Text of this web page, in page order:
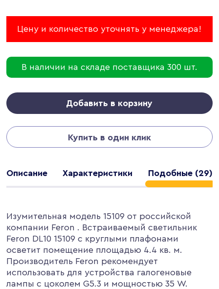
Цену и количество уточнять у менеджера!
В наличии на складе поставщика 300 шт.
Добавить в корзину
Купить в один клик
Описание Характеристики Подобные (29)
Изумительная модель 15109 от российской
компании Feron . Встраиваемый светильник
Feron DL10 15109 с круглыми плафонами
осветит помещение площадью 4.4 кв. м.
Производитель Feron рекомендует
использовать для устройства галогеновые
лампы с цоколем G5.3 и мощностью 35 W.